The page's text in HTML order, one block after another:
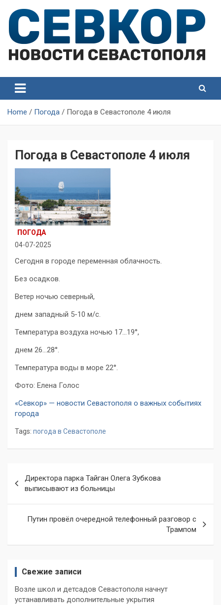
content
Севастополя
Севастополя
Home Погода Погода в Севастополе 4 июля
Погода в Севастополе 4 июля
ПОГОДА
04-07-2025
Сегодня в городе переменная облачность.
Без осадков.
Ветер ночью северный,
днем западный 5-10 м/с.
Температура воздуха ночью 17…19°,
днем 26…28°.
Температура воды в море 22°.
Фото: Елена Голос
«Севкор» — новости Севастополя о важных событиях
города
Tags: погода в Севастополе
по
записям
Директора парка Тайган Олега Зубкова
выписывают из больницы
Путин провёл очередной телефонный разговор с
Трампом
Свежие записи
Возле школ и детсадов Севастополя начнут
устанавливать дополнительные укрытия